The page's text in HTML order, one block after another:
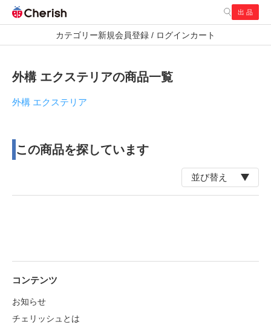
検索
出 品
カテゴリー新規会員登録 / ログインカート
お探し商品
外構 エクステリアの商品一覧
外構 エクステリア
この商品を探しています
コンテンツ
お知らせ
チェリッシュとは